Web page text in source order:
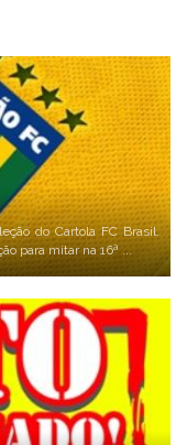
do Cartola FC Brasil.
para mitar na 16ª ...